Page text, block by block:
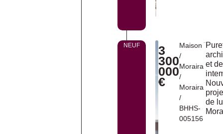
NEUF 3
300
000
€
Maison
/
Moraira
/
Moraira
/
BHHS-
005156
et
de